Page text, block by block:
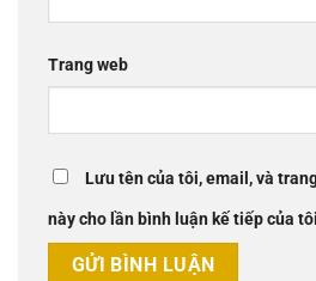
Trang web
Lưu tên của tôi, email, và
này cho lần bình luận kế tiếp của